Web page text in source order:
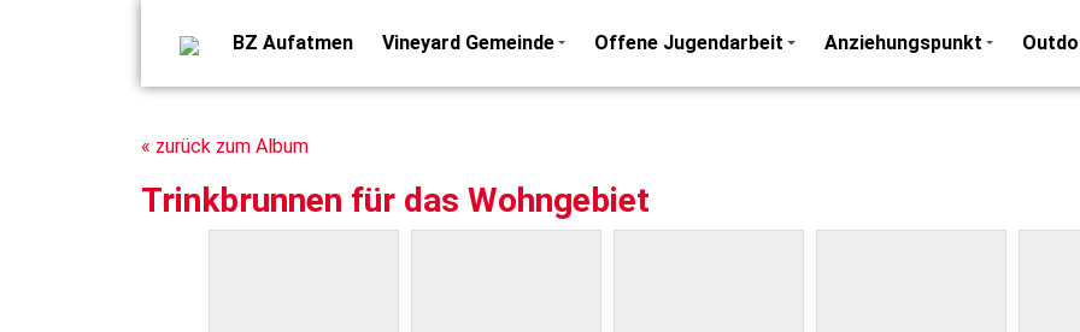
BZ Aufatmen Vineyard Gemeinde Offene Jugendarbeit Anziehungspunkt
« zurück zum Album
Trinkbrunnen für das Wohngebiet